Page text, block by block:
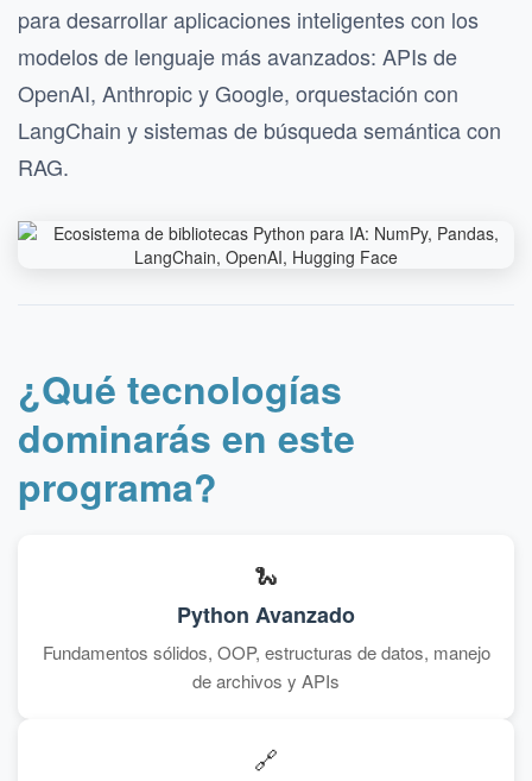
para desarrollar aplicaciones inteligentes con los
modelos de lenguaje más avanzados: APIs de
OpenAI, Anthropic y Google, orquestación con
LangChain y sistemas de búsqueda semántica con
RAG.
¿Qué tecnologías
dominarás en este
programa?
🐍
Python Avanzado
Fundamentos sólidos, OOP, estructuras de datos, manejo
de archivos y APIs
🔗